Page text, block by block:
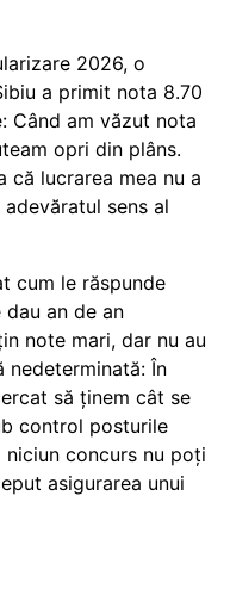
2026, o
a primit nota 8.70
Când am văzut nota
opri din plâns.
că lucrarea mea nu a
sens al
cum le răspunde
an de an
note mari, dar nu au
nedeterminată: În
să ținem cât se
control posturile
concurs nu poți
asigurarea unui